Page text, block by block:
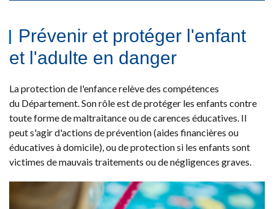
Prévenir et protéger l'enfant
et l'adulte en danger
La protection de l'enfance relève des compétences
du Département. Son rôle est de protéger les enfants contre
toute forme de maltraitance ou de carences éducatives. Il
peut s'agir d'actions de prévention (aides financières ou
éducatives à domicile), ou de protection si les enfants sont
victimes de mauvais traitements ou de négligences graves.